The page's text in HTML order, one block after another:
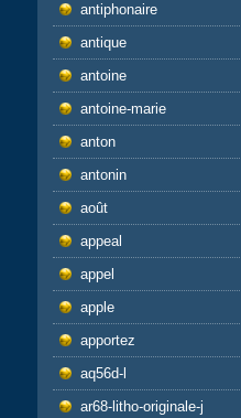
antiphonaire
antique
antoine
antoine-marie
anton
antonin
août
appeal
appel
apple
apportez
aq56d-l
ar68-litho-originale-j